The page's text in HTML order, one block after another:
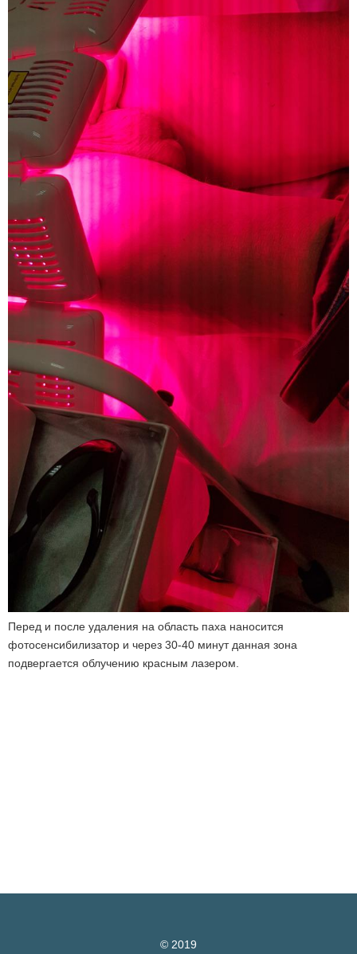
Перед и после удаления на область паха наносится
фотосенсибилизатор и через 30-40 минут данная зона
подвергается облучению красным лазером.
© 2019